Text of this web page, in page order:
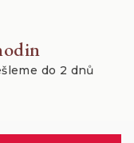
do 2 dnů